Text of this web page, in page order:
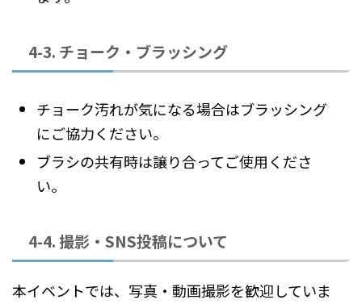
4-3. チョーク・ブラッシング
チョーク汚れが気になる場合はブラッシング
にご協力ください。
ブラシの共有時は譲り合ってご使用くださ
い。
4-4. 撮影・SNS投稿について
本イベントでは、写真・動画撮影を歓迎していま